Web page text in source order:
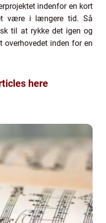
indenfor en kort
være i længere tid. Så
til at rykke det igen og
overhovedet inden for en
here